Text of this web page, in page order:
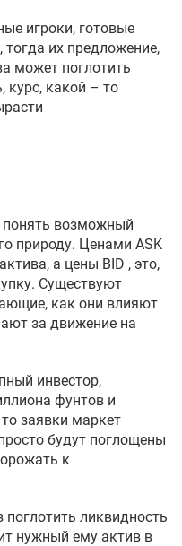
игроки, готовые
тогда их предложение,
может поглотить
курс, какой – то
возможный
природу. Ценами ASK
а цены BID , это,
Существуют
как они влияют
за движение на
инвестор,
фунтов и
заявки маркет
будут поглощены
к
поглотить ликвидность
нужный ему актив в